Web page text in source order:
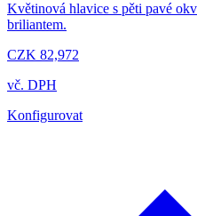
Květinová hlavice s pěti pavé
briliantem.
CZK 82,972
vč. DPH
Konfigurovat